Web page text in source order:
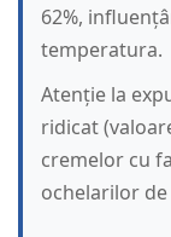
62%,
temperatura.
Atenție la
ridicat
cremelor cu
ochelarilor de